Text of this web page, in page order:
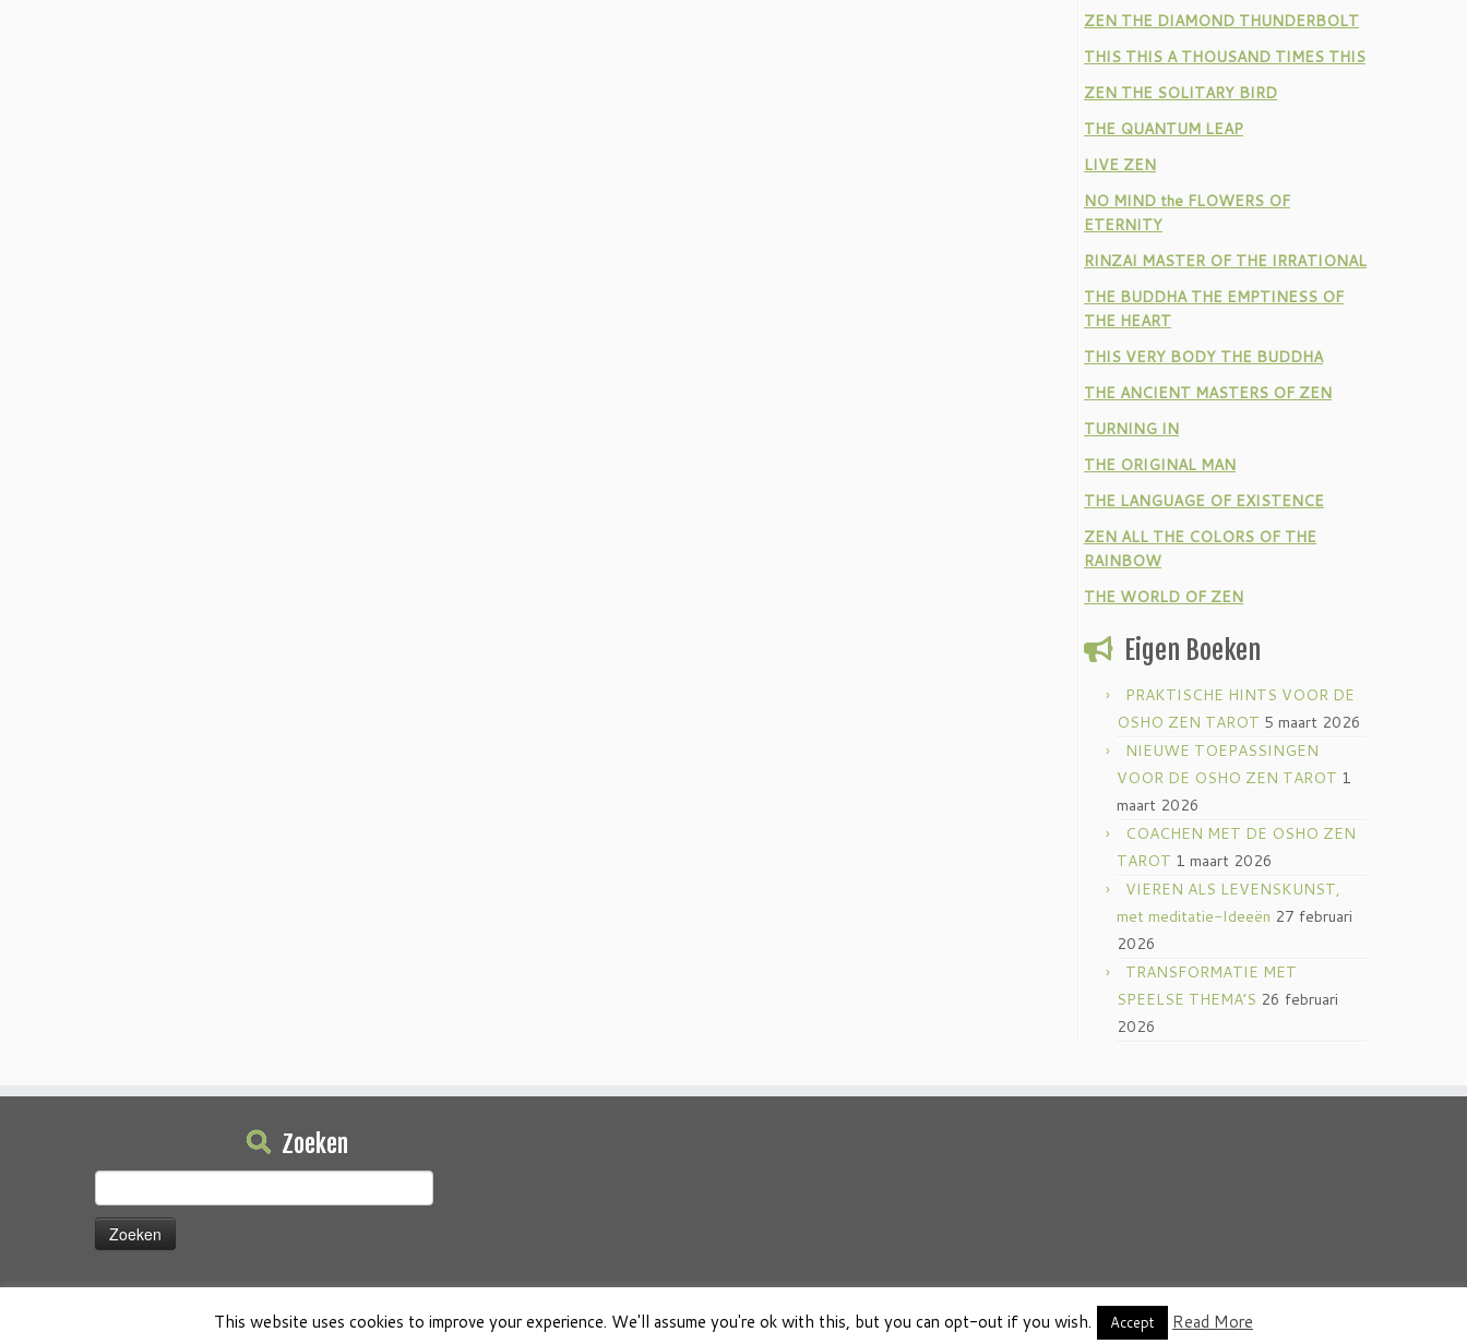
ZEN THE DIAMOND THUNDERBOLT
THIS THIS A THOUSAND TIMES THIS
ZEN THE SOLITARY BIRD
THE QUANTUM LEAP
LIVE ZEN
NO MIND the FLOWERS OF
ETERNITY
RINZAI MASTER OF THE IRRATIONAL
THE BUDDHA THE EMPTINESS OF
THE HEART
THIS VERY BODY THE BUDDHA
THE ANCIENT MASTERS OF ZEN
TURNING IN
THE ORIGINAL MAN
THE LANGUAGE OF EXISTENCE
ZEN ALL THE COLORS OF THE
RAINBOW
THE WORLD OF ZEN
Eigen Boeken
PRAKTISCHE HINTS VOOR DE
OSHO ZEN TAROT 5 maart 2026
NIEUWE TOEPASSINGEN
VOOR DE OSHO ZEN TAROT 1
maart 2026
COACHEN MET DE OSHO ZEN
TAROT 1 maart 2026
VIEREN ALS LEVENSKUNST,
met meditatie-Ideeën 27 februari
2026
TRANSFORMATIE MET
SPEELSE THEMA’S 26 februari
2026
Zoeken
naar:
·© 2026 Osho Boeken Besproken·Aangeboden door ·Ontworpen met deCustomizr thema ·
This website uses cookies to improve your experience. We'll assume you're ok with this, but you can opt-out if you wish. Accept Read More